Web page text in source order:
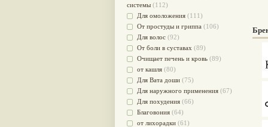
системы (112)
Для омоложения (111)
От простуды и гриппа (106)
Для волос (92)
От боли в суставах (89)
Очищает печень и кровь (89)
от кашля (80)
Для Вата доши (75)
Для наружного применения (67)
Для похудения (66)
Благовония (64)
от лихорадки (61)